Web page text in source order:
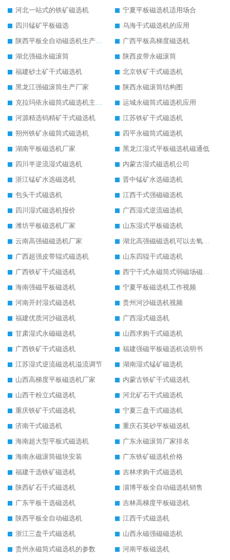
河北一站式的铁矿磁选机
宁夏平板磁选机适用场合
四川锰矿平板磁选
乌海干式磁选机的应用
陕西平板全自动磁选机生产厂家
广西平板高梯度磁选机
湖北强磁永磁滚筒
陕西皮带永磁滚筒
福建砂土矿干式磁选机
北京铁矿干式磁选机
黑龙江强磁滚筒生产厂家
陕西永磁滚筒结构图
克拉玛依永磁筒式磁选机主要技术参数
运城永磁筒式磁选机应用
河源精选钨精矿干式磁选机
江苏铁矿干式磁选机
朔州铁矿永磁筒式磁选机
四平永磁筒式磁选机
湖南平板磁选机厂家
黑龙江湿式平板磁选机磁通低
四川半逆流湿式磁选机
内蒙古湿式磁选机公司
浙江锰矿水选磁选机
晋中锰矿水选磁选机
包头干式磁选机
江西干式强磁磁选机
四川湿式磁选机报价
广西湿式逆流磁选机
潍坊平板磁选机厂家
山东湿式平板磁选机
云南高强磁磁选机厂家
湖北高强磁磁选机可以去氧化铝
广西超强皮带辊式磁选机
山东四辊干式磁选机
广西铁矿干式磁选机
西宁干式永磁筒式弱磁场磁选机结构图
海南强磁平板磁选机
宁夏平板磁选机工作视频
河南开封湿式磁选机
贵州河沙磁选机视频
福建优质河沙磁选机
广西湿式磁选机
甘肃湿式永磁磁选机
山西求购干式磁选机
广西铁矿干式磁选机
福建强磁平板磁选机说明书
江苏湿式逆流磁选机溢流调节
湖南湿式锰矿磁选机
山西高梯度平板磁选机厂家
内蒙古铁矿干式磁选机
山西干粉立式磁选机
河北矿石干式磁选机
重庆铁矿干式磁选机
宁夏三盘干式磁选机
济南干式磁选机
重庆石英砂平板磁选机
海南超大型平板式磁选机
广东永磁滚筒厂家排名
海南永磁滚筒磁块安装
广东铁矿磁选机价格
福建干选铁矿磁选机
吉林求购干式磁选机
陕西矿石干式磁选机
淄博平板全自动磁选机销售
广东平板干选磁选机
吉林高梯度平板磁选机
陕西平板全自动磁选机
江西干式磁选机
浙江三盘干式磁选机
山西永磁强磁磁选机
贵州永磁筒式磁选机的参数
河南平板磁选机